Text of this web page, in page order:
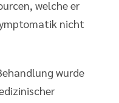
welche er
nicht
wurde